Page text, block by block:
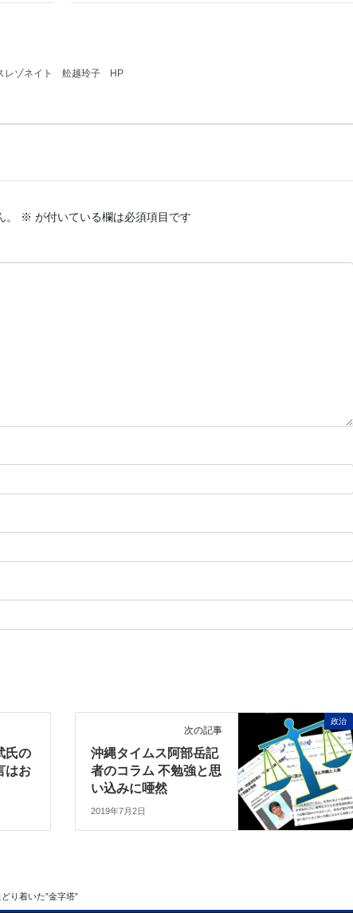
レゾネイト 舩越玲子 HP
※ が付いている欄は必須項目です
氏の
はお
政治
次の記事
沖縄タイムス阿部岳記
者のコラム 不勉強と思
い込みに唖然
2019年7月2日
り着いた”金字塔”